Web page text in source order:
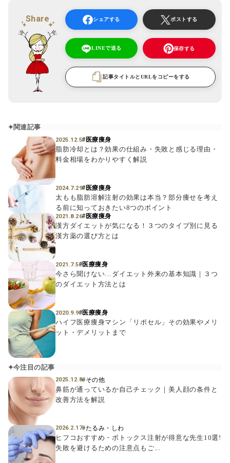
Share シェアする ポストする
LINEで送る 保存する
記事タイトルとURLをコピーをする
関連記事
2020.9.9#医療痩身
ハイフ医療痩身マシン「リポセル」その効果やメリ
ット・デメリットまで
2021.7.5#医療痩身
今さら聞けない…ダイエット外来の基本知識｜３つ
のダイエット方法とは
2021.8.26#医療痩身
漢方ダイエットが気になる！３つのタイプ別に見る
漢方薬の選び方とは
2024.7.29#医療痩身
太もも脂肪溶解注射の効果は本当？部分痩せを考え
る前に知っておきたい8つのポイント
2025.12.5#医療痩身
脂肪冷却とは？効果の仕組み・失敗と感じる理由・
料金相場をわかりやすく解説
今注目の記事
2025.12.8#その他
鼻筋が通っているか自己チェック｜美人顔の条件と
改善方法を解説
2026.2.17#たるみ・しわ
ヒフコおすすめ・ボトックス注射が得意な先生10選!
失敗を避けるための注意点もご...